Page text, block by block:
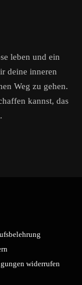
leben und ein
deine inneren
Weg zu gehen.
kannst, das
widerrufen